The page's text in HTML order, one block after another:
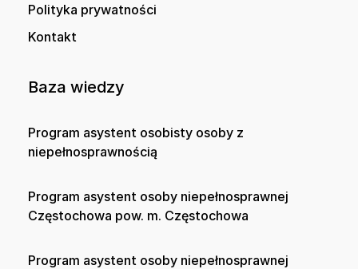
Polityka prywatności
Kontakt
Baza wiedzy
Program asystent osobisty osoby z
niepełnosprawnością
Program asystent osoby niepełnosprawnej
Częstochowa pow. m. Częstochowa
Program asystent osoby niepełnosprawnej